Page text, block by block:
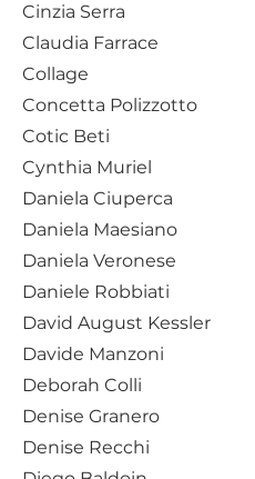
Cinzia Serra
Claudia Farrace
Collage
Concetta Polizzotto
Cotic Beti
Cynthia Muriel
Daniela Ciuperca
Daniela Maesiano
Daniela Veronese
Daniele Robbiati
David August Kessler
Davide Manzoni
Deborah Colli
Denise Granero
Denise Recchi